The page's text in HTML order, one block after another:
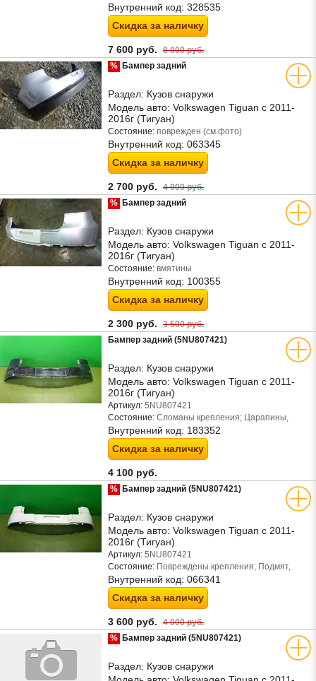
Внутренний код: 328535
Скидка за наличку
7 600 руб. 8 000 руб.
% Бампер задний
Раздел: Кузов снаружи
Модель авто: Volkswagen Tiguan с 2011-
2016г (Тигуан)
Состояние: поврежден (см.фото)
Внутренний код: 063345
Скидка за наличку
2 700 руб. 4 000 руб.
% Бампер задний
Раздел: Кузов снаружи
Модель авто: Volkswagen Tiguan с 2011-
2016г (Тигуан)
Состояние: вмятины
Внутренний код: 100355
Скидка за наличку
2 300 руб. 3 500 руб.
Бампер задний (5NU807421)
Раздел: Кузов снаружи
Модель авто: Volkswagen Tiguan с 2011-
2016г (Тигуан)
Артикул: 5NU807421
Состояние: Сломаны крепления; Царапины,
Внутренний код: 183352
Скидка за наличку
4 100 руб.
% Бампер задний (5NU807421)
Раздел: Кузов снаружи
Модель авто: Volkswagen Tiguan с 2011-
2016г (Тигуан)
Артикул: 5NU807421
Состояние: Повреждены крепления; Подмят,
Внутренний код: 066341
Скидка за наличку
3 600 руб. 4 000 руб.
% Бампер задний (5NU807421)
Раздел: Кузов снаружи